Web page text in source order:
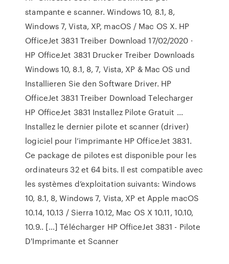
stampante e scanner. Windows 10, 8.1, 8,
Windows 7, Vista, XP, macOS / Mac OS X. HP
OfficeJet 3831 Treiber Download 17/02/2020 ·
HP OfficeJet 3831 Drucker Treiber Downloads
Windows 10, 8.1, 8, 7, Vista, XP & Mac OS und
Installieren Sie den Software Driver. HP
OfficeJet 3831 Treiber Download Telecharger
HP OfficeJet 3831 Installez Pilote Gratuit ...
Installez le dernier pilote et scanner (driver)
logiciel pour l’imprimante HP OfficeJet 3831.
Ce package de pilotes est disponible pour les
ordinateurs 32 et 64 bits. Il est compatible avec
les systèmes d’exploitation suivants: Windows
10, 8.1, 8, Windows 7, Vista, XP et Apple macOS
10.14, 10.13 / Sierra 10.12, Mac OS X 10.11, 10.10,
10.9.. […] Télécharger HP OfficeJet 3831 - Pilote
D'Imprimante et Scanner